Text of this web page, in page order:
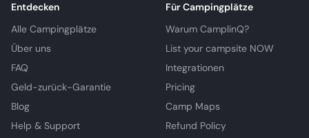
Entdecken
Alle Campingplätze
Über uns
FAQ
Geld-zurück-Garantie
Blog
Help & Support
Für Campingplätze
Warum CamplinQ?
List your campsite NOW
Integrationen
Pricing
Camp Maps
Refund Policy